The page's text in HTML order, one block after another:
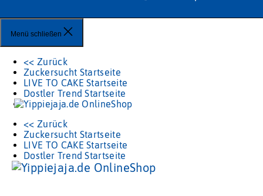
Menü schließen
<< Zurück
Zuckersucht Startseite
LIVE TO CAKE Startseite
Dostler Trend Startseite
<< Zurück
Zuckersucht Startseite
LIVE TO CAKE Startseite
Dostler Trend Startseite